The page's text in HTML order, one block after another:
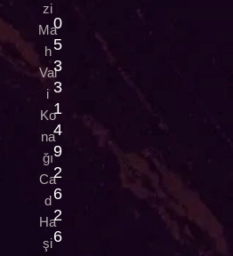
zi
Ma
h
Val
i
Ko
na
ğı
Ca
d
Ha
şi
0
5
3
3
1
4
9
2
6
2
6